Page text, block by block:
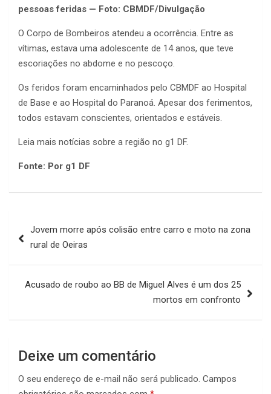
pessoas feridas — Foto: CBMDF/Divulgação
O Corpo de Bombeiros atendeu a ocorrência. Entre as
vítimas, estava uma adolescente de 14 anos, que teve
escoriações no abdome e no pescoço.
Os feridos foram encaminhados pelo CBMDF ao Hospital
de Base e ao Hospital do Paranoá. Apesar dos ferimentos,
todos estavam conscientes, orientados e estáveis.
Leia mais notícias sobre a região no g1 DF.
Fonte: Por g1 DF
de
Jovem morre após colisão entre carro e moto na zona
rural de Oeiras
Acusado de roubo ao BB de Miguel Alves é um dos 25
mortos em confronto
Deixe um comentário
O seu endereço de e-mail não será publicado. Campos